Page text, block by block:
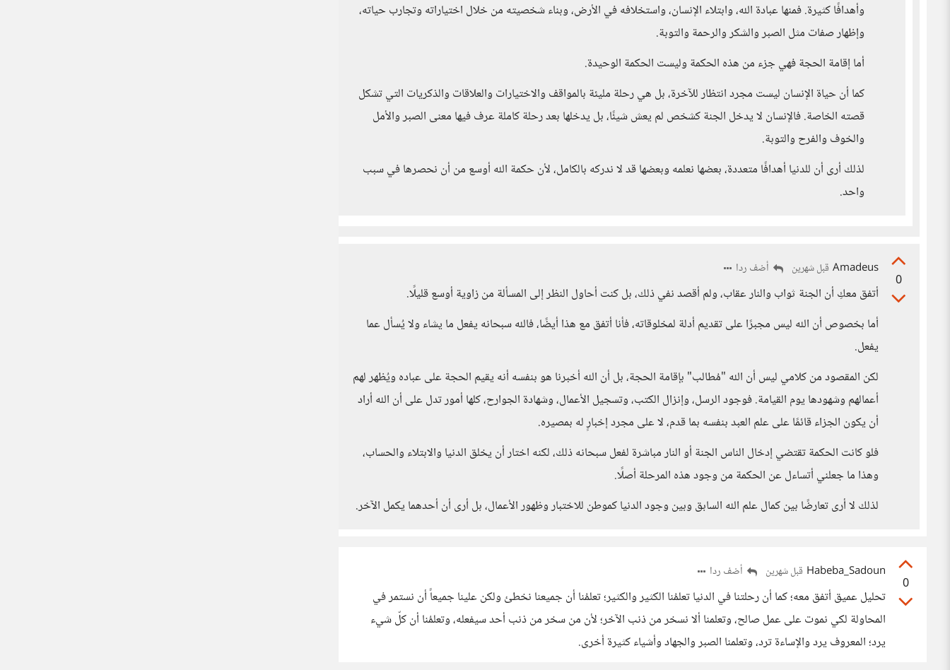
وأهدافًا كثيرة. فمنها عبادة الله، وابتلاء الإنسان، واستخلافه في الأرض، وبناء شخصيته من خلال اختياراته وتجارب حياته،
وإظهار صفات مثل الصبر والشكر والرحمة والتوبة.
أما إقامة الحجة فهي جزء من هذه الحكمة وليست الحكمة الوحيدة.
كما أن حياة الإنسان ليست مجرد انتظار للآخرة، بل هي رحلة مليئة بالمواقف والاختيارات والعلاقات والذكريات التي تشكل
قصته الخاصة. فالإنسان لا يدخل الجنة كشخص لم يعش شيئًا، بل يدخلها بعد رحلة كاملة عرف فيها معنى الصبر والأمل
والخوف والفرح والتوبة.
لذلك أرى أن للدنيا أهدافًا متعددة، بعضها نعلمه وبعضها قد لا ندركه بالكامل، لأن حكمة الله أوسع من أن نحصرها في سبب
واحد.
0
Amadeus قبل شهرين أضف ردا
أتفق معكِ أن الجنة ثواب والنار عقاب، ولم أقصد نفي ذلك، بل كنت أحاول النظر إلى المسألة من زاوية أوسع قليلًا.
أما بخصوص أن الله ليس مجبرًا على تقديم أدلة لمخلوقاته، فأنا أتفق مع هذا أيضًا، فالله سبحانه يفعل ما يشاء ولا يُسأل عما
يفعل.
لكن المقصود من كلامي ليس أن الله "مُطالب" بإقامة الحجة، بل أن الله أخبرنا هو بنفسه أنه يقيم الحجة على عباده ويُظهر لهم
أعمالهم وشهودها يوم القيامة. فوجود الرسل، وإنزال الكتب، وتسجيل الأعمال، وشهادة الجوارح، كلها أمور تدل على أن الله أراد
أن يكون الجزاء قائمًا على علم العبد بنفسه بما قدم، لا على مجرد إخبارٍ له بمصيره.
فلو كانت الحكمة تقتضي إدخال الناس الجنة أو النار مباشرة لفعل سبحانه ذلك، لكنه اختار أن يخلق الدنيا والابتلاء والحساب،
وهذا ما جعلني أتساءل عن الحكمة من وجود هذه المرحلة أصلًا.
لذلك لا أرى تعارضًا بين كمال علم الله السابق وبين وجود الدنيا كموطن للاختبار وظهور الأعمال، بل أرى أن أحدهما يكمل الآخر.
0
Habeba_Sadoun قبل شهرين أضف ردا
تحليل عميق أتفق معه؛ كما أن رحلتنا في الدنيا تعلمُنا الكثير والكثير؛ تعلمُنا أن جميعنا نخطئ ولكن علينا جميعاً أن نستمر في
المحاولة لكي نموت على عمل صالح، وتعلمنا ألا نسخر من ذنب الآخر؛ لأن من سخر من ذنب أحد سيفعله، وتعلمُنا أن كلّ شيء
يرد؛ المعروف يرد والإساءة ترد، وتعلمنا الصبر والجهاد وأشياء كثيرة أخرى.